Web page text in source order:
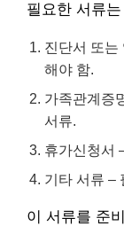
필요한 서류
진단서 또는
해야 함.
가족관계증
서류.
휴가신청서
기타 서류 –
이 서류를 준